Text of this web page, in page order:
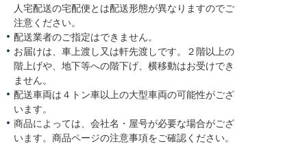
人宅配送の宅配便とは配送形態が異なりますのでご
注意ください。
配送業者のご指定はできません。
お届けは、車上渡し又は軒先渡しです。２階以上の
階上げや、地下等への階下げ、横移動はお受けでき
ません。
配送車両は４トン車以上の大型車両の可能性がござ
います。
商品によっては、会社名・屋号が必要な場合がござ
います。商品ページの注意事項をご確認ください。